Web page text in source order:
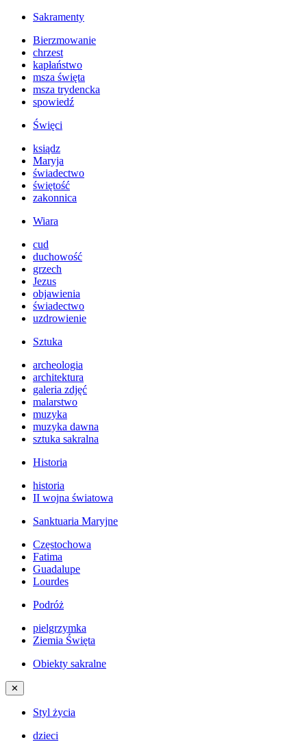
Sakramenty
Bierzmowanie
chrzest
kapłaństwo
msza święta
msza trydencka
spowiedź
Święci
ksiądz
Maryja
świadectwo
świętość
zakonnica
Wiara
cud
duchowość
grzech
Jezus
objawienia
świadectwo
uzdrowienie
Sztuka
archeologia
architektura
galeria zdjęć
malarstwo
muzyka
muzyka dawna
sztuka sakralna
Historia
historia
II wojna światowa
Sanktuaria Maryjne
Częstochowa
Fatima
Guadalupe
Lourdes
Podróż
pielgrzymka
Ziemia Święta
Obiekty sakralne
✕
Styl życia
dzieci